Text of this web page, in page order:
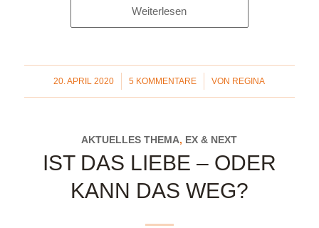
Weiterlesen
20. APRIL 2020
/ 5 KOMMENTARE
/ VON REGINA
AKTUELLES THEMA, EX & NEXT
IST DAS LIEBE – ODER
KANN DAS WEG?